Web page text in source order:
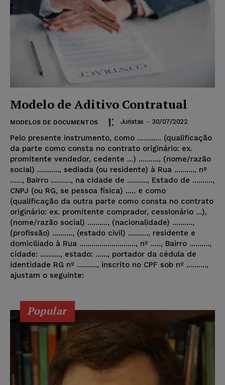
Modelo de Aditivo Contratual
MODELOS DE DOCUMENTOS Juristas - 30/07/2022
Pelo presente instrumento, como ............ (qualificação
da parte como consta no contrato originário: ex.
promitente vendedor, cedente ...) .........., (nome/razão
social) ..........., sediada (ou residente) à Rua .........., nº
......, Bairro .........., na cidade de .........., Estado de ..........,
CNPJ (ou RG, se pessoa física) ..... e como
(qualificação da outra parte como consta no contrato
originário: ex. promitente comprador, cessionário ...),
(nome/razão social) .........., (nacionalidade) ..........,
(profissão) .........., (estado civil) .........., residente e
domiciliado à Rua ............................, nº ....., Bairro ..........,
cidade: .........., estado: ......, portador da cédula de
identidade RG nº .........., inscrito no CPF sob nº ..........,
ajustam o seguinte:
Popular